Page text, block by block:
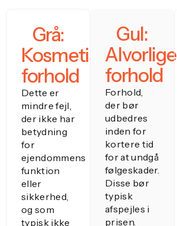
Grå:
Kosmetiske
forhold
Dette er
mindre fejl,
der ikke har
betydning
for
ejendommens
funktion
eller
sikkerhed,
og som
typisk ikke
Gul:
Alvorlige
forhold
Forhold,
der bør
udbedres
inden for
kortere tid
for at undgå
følgeskader.
Disse bør
typisk
afspejles i
prisen.